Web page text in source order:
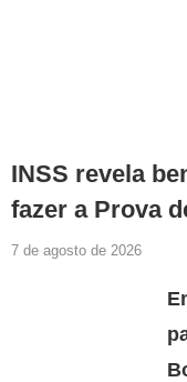
INSS revela
fazer a Prova
7 de agosto de 2026